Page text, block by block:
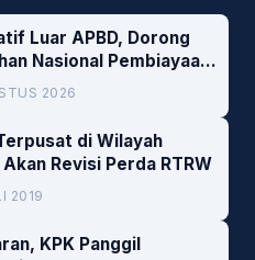
Luar APBD, Dorong
Nasional Pembiayaan
2026
di Wilayah
Revisi Perda RTRW
2019
KPK Panggil